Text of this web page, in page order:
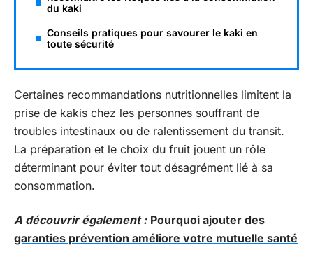
du kaki
Conseils pratiques pour savourer le kaki en
toute sécurité
Certaines recommandations nutritionnelles limitent la
prise de kakis chez les personnes souffrant de
troubles intestinaux ou de ralentissement du transit.
La préparation et le choix du fruit jouent un rôle
déterminant pour éviter tout désagrément lié à sa
consommation.
A découvrir également : Pourquoi ajouter des
garanties prévention améliore votre mutuelle santé